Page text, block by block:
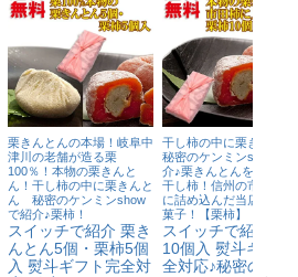
栗きんとんの本場！岐阜中
津川の老舗が造る栗
100％！本物の栗きんと
ん！干し柿の中に栗きんと
ん 秘密のケンミンshow
で紹介♪栗柿！
スイッチで紹介 栗き
んとん5個・栗柿5個
入 熨斗ギフト完全対
干し柿の中に栗きんと
秘密のケンミンshowで
介♪栗きんとんを最高級
干し柿！信州の市田柿の
に詰め込んだ当店最高級
菓子！【栗柿】
スイッチで紹介 栗
10個入 熨斗ギフト
全対応♪秘密のケン